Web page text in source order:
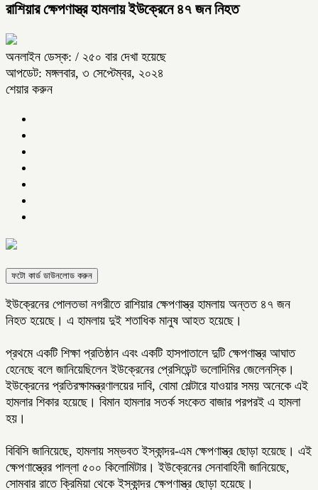
রাশিয়ার ক্ষেপণাস্ত্র হামলায় ইউক্রেনে ৪৭ জন নিহত
অনলাইন ডেস্ক: / ২৫০ বার দেখা হয়েছে
আপডেট: মঙ্গলবার, ৩ সেপ্টেম্বর, ২০২৪
শেয়ার করুন
ফটো কার্ড ডাউনলোড করুন
ইউক্রেনের পোলতভা নগরীতে রাশিয়ার ক্ষেপণাস্ত্র হামলায় অন্তত ৪৭ জন
নিহত হয়েছে। এ হামলায় দুই শতাধিক মানুষ আহত হয়েছে।
প্রথমে একটি শিক্ষা প্রতিষ্ঠান এবং একটি হাসপাতালে দুটি ক্ষেপণাস্ত্র আঘাত
হেনেছে বলে জানিয়েছিলেন ইউক্রেনের প্রেসিডেন্ট ভলোদিমির জেলেনস্কি।
ইউক্রেনের প্রতিরক্ষামন্ত্রণালয়ের দাবি, বোমা শেল্টারে যাওয়ার সময় অনেকে এই
হামলার শিকার হয়েছে। বিমান হামলার সতর্ক সংকেত বাজার পরপরই এ হামলা
হয়।
বিবিসি জানিয়েছে, হামলায় সম্ভবত ইস্কান্দর-এম ক্ষেপণাস্ত্র ছোড়া হয়েছে। এই
ক্ষেপণাস্ত্রের পাল্লা ৫০০ কিলোমিটার। ইউক্রেনের সেনাবাহিনী জানিয়েছে,
সোমবার রাতে ক্রিমিয়া থেকে ইস্কান্দর ক্ষেপণাস্ত্র ছোড়া হয়েছে।